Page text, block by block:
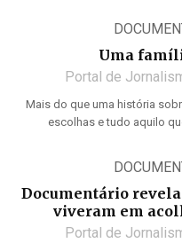
Uma
Portal de
Mais do que uma história
escolhas e tudo aquilo
Documentário
viveram em
Portal de